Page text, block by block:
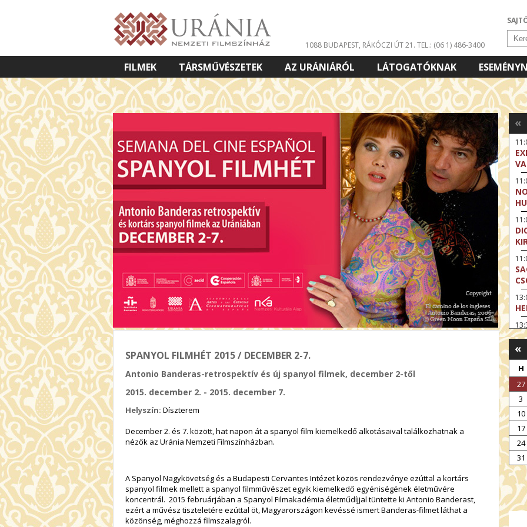
1088 BUDAPEST, RÁKÓCZI ÚT 21. TEL.: (06 1) 486-3400
FILMEK TÁRSMŰVÉSZETEK AZ URÁNIÁRÓL LÁTOGATÓKNAK
VETÍTETT KÉPES ELŐADÁSOK
SPANYOL FILMHÉT 2015 / DECEMBER 2-7.
Antonio Banderas-retrospektív és új spanyol filmek, december 2-től
2015. december 2. - 2015. december 7.
Helyszín: Díszterem
December 2. és 7. között, hat napon át a spanyol film kiemelkedő alkotásaival találkozhatnak a
nézők az Uránia Nemzeti Filmszínházban.
A Spanyol Nagykövetség és a Budapesti Cervantes Intézet közös rendezvénye ezúttal a kortárs
spanyol filmek mellett a spanyol filmművészet egyik kiemelkedő egyéniségének életművére
koncentrál. 2015 februárjában a Spanyol Filmakadémia életműdíjjal tüntette ki Antonio Banderast,
ezért a művész tiszteletére ezúttal öt, Magyarországon kevéssé ismert Banderas-filmet láthat a
közönség, méghozzá filmszalagról.
«
A
«
H
27
3
10
17
24
31